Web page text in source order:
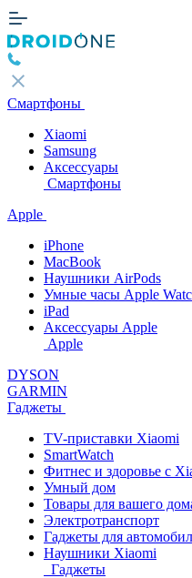
Смартфоны
Xiaomi
Samsung
Аксессуары
Смартфоны
Apple
iPhone
MacBook
Наушники AirPods
Умные часы Apple
iPad
Аксессуары Apple
Apple
DYSON
GARMIN
Гаджеты
TV-приставки Xiaomi
SmartWatch
Фитнес и здоровье с
Умный дом
Товары для вашего
Электротранспорт
Гаджеты для
Наушники Xiaomi
Гаджеты